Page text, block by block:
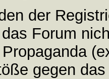
der
Forum
gegen